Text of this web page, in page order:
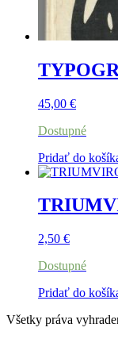
45,00 €
Dostupné
Pridať do
2,50 €
Dostupné
Pridať do
Všetky práva